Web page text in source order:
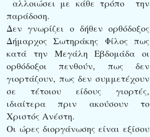
αλλοιώσει με κάθε τρόπο την
παράδοση.
Δεν γνωρίζει ο δήθεν ορθόδοξος
Δήμαρχος Σωτηράκης Φίλος πως
κατά την Μεγάλη Εβδομάδα οι
ορθόδοξοι πενθούν, πως δεν
γιορτάζουν, πως δεν συμμετέχουν
σε τέτοιου είδους γιορτές,
ιδιαίτερα πριν ακούσουν το
Χριστός Ανέστη.
Οι ώρες διοργάνωσης είναι εξίσου